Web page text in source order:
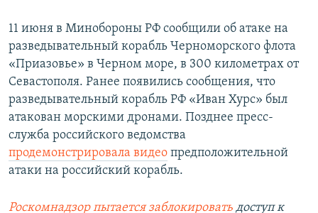
11 июня в Минобороны РФ сообщили об атаке на
разведывательный корабль Черноморского флота
«Приазовье» в Черном море, в 300 километрах от
Севастополя. Ранее появились сообщения, что
разведывательный корабль РФ «Иван Хурс» был
атакован морскими дронами. Позднее пресс-
служба российского ведомства
продемонстрировала видео предположительной
атаки на российский корабль.
Роскомнадзор пытается заблокировать доступ к